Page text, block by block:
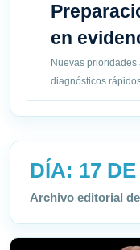
en
Nuevas
diagnósticos
DÍA: 17
Archivo editorial